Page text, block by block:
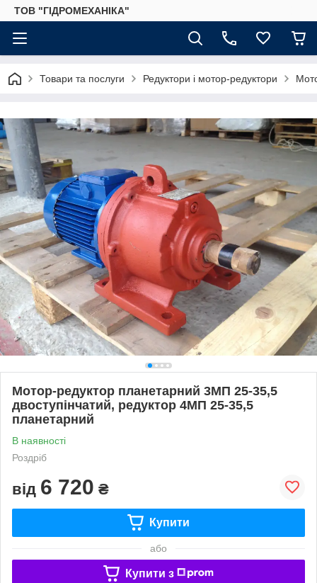
ТОВ "ГІДРОМЕХАНІКА"
Товари та послуги Редуктори і мотор-редуктори
Мотор-редуктор планетарний 3МП 25-35,5
двоступінчатий, редуктор 4МП 25-35,5
планетарний
В наявності
Роздріб
від 6 720 ₴
Купити
або
Купити з